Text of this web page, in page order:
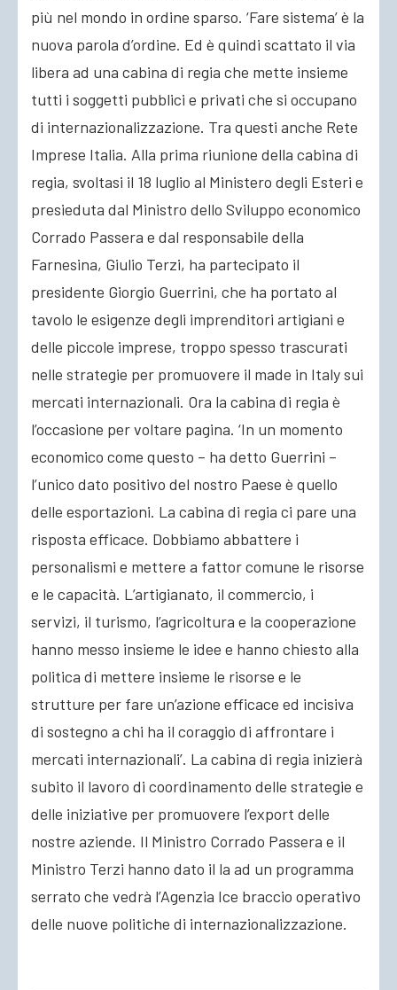
più nel mondo in ordine sparso. ‘Fare sistema’ è la
nuova parola d’ordine. Ed è quindi scattato il via
libera ad una cabina di regia che mette insieme
tutti i soggetti pubblici e privati che si occupano
di internazionalizzazione. Tra questi anche Rete
Imprese Italia. Alla prima riunione della cabina di
regia, svoltasi il 18 luglio al Ministero degli Esteri e
presieduta dal Ministro dello Sviluppo economico
Corrado Passera e dal responsabile della
Farnesina, Giulio Terzi, ha partecipato il
presidente Giorgio Guerrini, che ha portato al
tavolo le esigenze degli imprenditori artigiani e
delle piccole imprese, troppo spesso trascurati
nelle strategie per promuovere il made in Italy sui
mercati internazionali. Ora la cabina di regia è
l’occasione per voltare pagina. ‘In un momento
economico come questo – ha detto Guerrini –
l’unico dato positivo del nostro Paese è quello
delle esportazioni. La cabina di regia ci pare una
risposta efficace. Dobbiamo abbattere i
personalismi e mettere a fattor comune le risorse
e le capacità. L’artigianato, il commercio, i
servizi, il turismo, l’agricoltura e la cooperazione
hanno messo insieme le idee e hanno chiesto alla
politica di mettere insieme le risorse e le
strutture per fare un’azione efficace ed incisiva
di sostegno a chi ha il coraggio di affrontare i
mercati internazionali’. La cabina di regia inizierà
subito il lavoro di coordinamento delle strategie e
delle iniziative per promuovere l’export delle
nostre aziende. Il Ministro Corrado Passera e il
Ministro Terzi hanno dato il la ad un programma
serrato che vedrà l’Agenzia Ice braccio operativo
delle nuove politiche di internazionalizzazione.